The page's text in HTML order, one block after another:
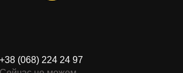
+38 (068) 224 24 97